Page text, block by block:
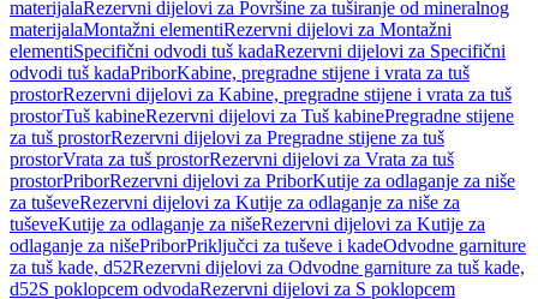
materijalaRezervni dijelovi za Površine za tuširanje od mineralnog
materijalaMontažni elementiRezervni dijelovi za Montažni
elementiSpecifični odvodi tuš kadaRezervni dijelovi za Specifični
odvodi tuš kadaPriborKabine, pregradne stijene i vrata za tuš
prostorRezervni dijelovi za Kabine, pregradne stijene i vrata za tuš
prostorTuš kabineRezervni dijelovi za Tuš kabinePregradne stijene
za tuš prostorRezervni dijelovi za Pregradne stijene za tuš
prostorVrata za tuš prostorRezervni dijelovi za Vrata za tuš
prostorPriborRezervni dijelovi za PriborKutije za odlaganje za niše
za tuševeRezervni dijelovi za Kutije za odlaganje za niše za
tuševeKutije za odlaganje za nišeRezervni dijelovi za Kutije za
odlaganje za nišePriborPriključci za tuševe i kadeOdvodne garniture
za tuš kade, d52Rezervni dijelovi za Odvodne garniture za tuš kade,
d52S poklopcem odvodaRezervni dijelovi za S poklopcem